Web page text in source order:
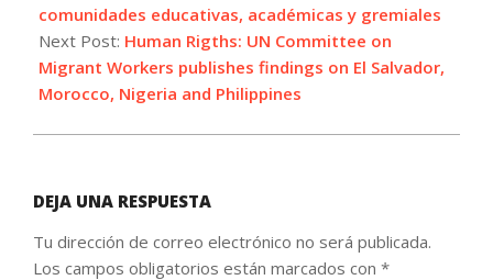
comunidades educativas, académicas y gremiales
Next Post: Human Rigths: UN Committee on
Migrant Workers publishes findings on El Salvador,
Morocco, Nigeria and Philippines
DEJA UNA RESPUESTA
Tu dirección de correo electrónico no será publicada.
Los campos obligatorios están marcados con *